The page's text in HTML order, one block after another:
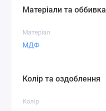
Матеріали та оббивка
Матеріал
МДФ
Колір та оздоблення
Колір